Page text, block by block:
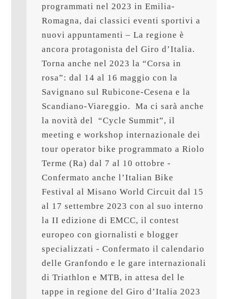
programmati nel 2023 in Emilia-
Romagna, dai classici eventi sportivi a
nuovi appuntamenti – La regione è
ancora protagonista del Giro d’Italia.
Torna anche nel 2023 la “Corsa in
rosa”: dal 14 al 16 maggio con la
Savignano sul Rubicone-Cesena e la
Scandiano-Viareggio.  Ma ci sarà anche
la novità del  “Cycle Summit”, il
meeting e workshop internazionale dei
tour operator bike programmato a Riolo
Terme (Ra) dal 7 al 10 ottobre -
Confermato anche l’Italian Bike
Festival al Misano World Circuit dal 15
al 17 settembre 2023 con al suo interno
la II edizione di EMCC, il contest
europeo con giornalisti e blogger
specializzati - Confermato il calendario
delle Granfondo e le gare internazionali
di Triathlon e MTB, in attesa del le
tappe in regione del Giro d’Italia 2023